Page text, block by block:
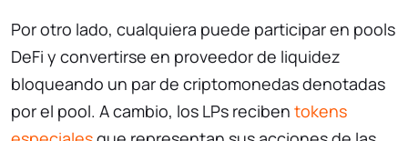
Por otro lado, cualquiera puede participar en pools
DeFi y convertirse en proveedor de liquidez
bloqueando un par de criptomonedas denotadas
por el pool. A cambio, los LPs reciben tokens